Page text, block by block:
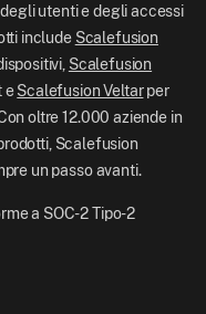
utenti e degli accessi
include Scalefusion
Scalefusion
eScalefusion Veltarper
oltre 12.000 aziende in
Scalefusion
un passo avanti.
a SOC-2 Tipo-2